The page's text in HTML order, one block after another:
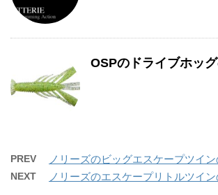
OSPのドライブホッ
PREV ノリーズのビッグエスケープツイン
NEXT ノリーズのエスケープリトルツイン